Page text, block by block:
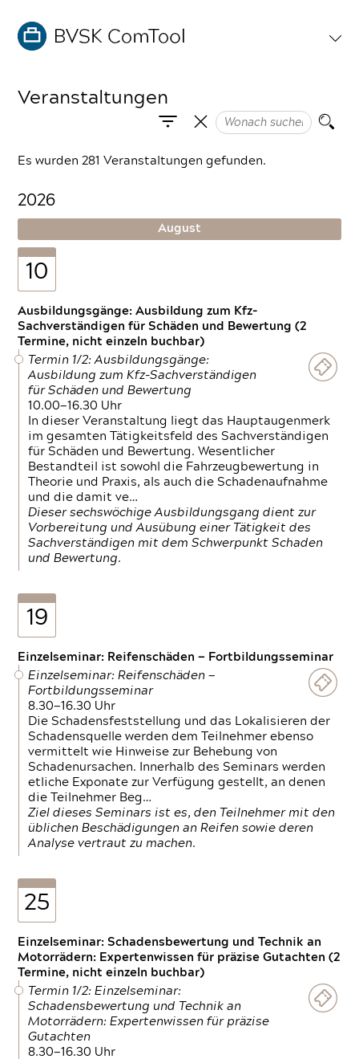
Veranstaltungen
Es wurden 281 Veranstaltungen gefunden.
2026
August
10
Ausbildungsgänge: Ausbildung zum Kfz-
Sachverständigen für Schäden und Bewertung (2
Termine, nicht einzeln buchbar)
Termin 1/2: Ausbildungsgänge:
Ausbildung zum Kfz-Sachverständigen
für Schäden und Bewertung
10.00—16.30 Uhr
In dieser Veranstaltung liegt das Hauptaugenmerk
im gesamten Tätigkeitsfeld des Sachverständigen
für Schäden und Bewertung. Wesentlicher
Bestandteil ist sowohl die Fahrzeugbewertung in
Theorie und Praxis, als auch die Schadenaufnahme
und die damit ve…
Dieser sechswöchige Ausbildungsgang dient zur
Vorbereitung und Ausübung einer Tätigkeit des
Sachverständigen mit dem Schwerpunkt Schaden
und Bewertung.
19
Einzelseminar: Reifenschäden — Fortbildungsseminar
Einzelseminar: Reifenschäden —
Fortbildungsseminar
8.30—16.30 Uhr
Die Schadensfeststellung und das Lokalisieren der
Schadensquelle werden dem Teilnehmer ebenso
vermittelt wie Hinweise zur Behebung von
Schadenursachen. Innerhalb des Seminars werden
etliche Exponate zur Verfügung gestellt, an denen
die Teilnehmer Beg…
Ziel dieses Seminars ist es, den Teilnehmer mit den
üblichen Beschädigungen an Reifen sowie deren
Analyse vertraut zu machen.
25
Einzelseminar: Schadensbewertung und Technik an
Motorrädern: Expertenwissen für präzise Gutachten (2
Termine, nicht einzeln buchbar)
Termin 1/2: Einzelseminar:
Schadensbewertung und Technik an
Motorrädern: Expertenwissen für präzise
Gutachten
8.30—16.30 Uhr